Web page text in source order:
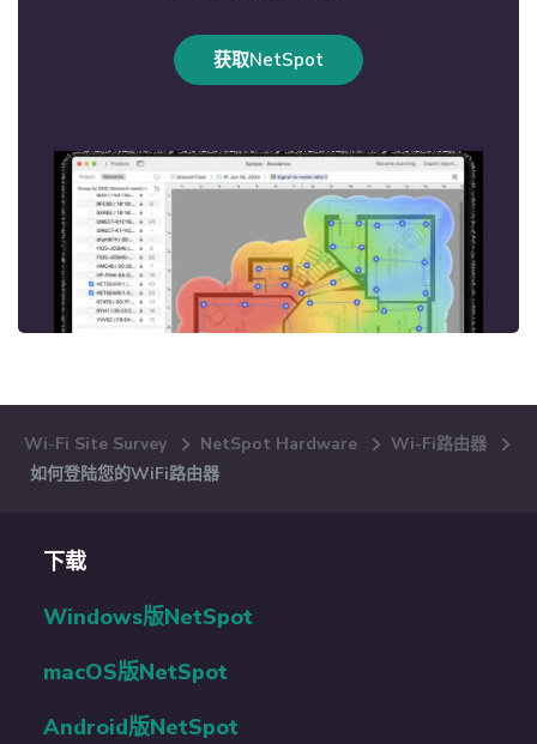
获取NetSpot
Wi-Fi Site Survey NetSpot Hardware
Wi-Fi路由器
如何登陆您的WiFi路由器
下载
Windows版NetSpot
macOS版NetSpot
Android版NetSpot